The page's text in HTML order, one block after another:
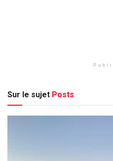
Sur le sujet Posts